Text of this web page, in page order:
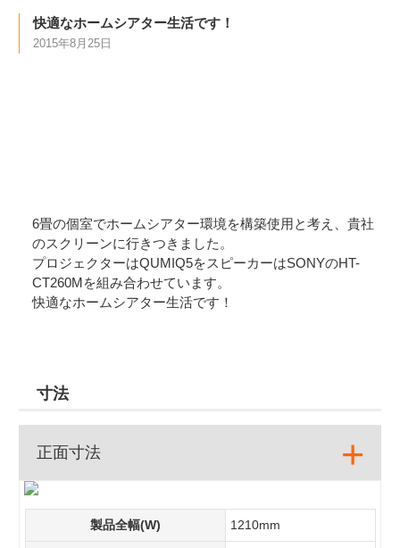
快適なホームシアター生活です！
2015年8月25日
6畳の個室でホームシアター環境を構築使用と考え、貴社
のスクリーンに行きつきました。
プロジェクターはQUMIQ5をスピーカーはSONYのHT-
CT260Mを組み合わせています。
快適なホームシアター生活です！
寸法
正面寸法
製品全幅(W) 1210mm